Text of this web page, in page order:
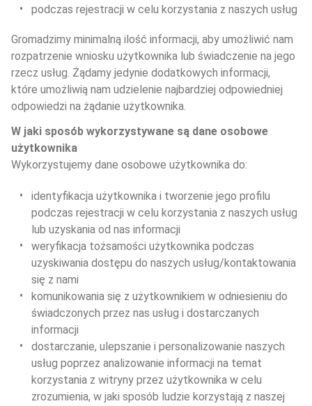
podczas rejestracji w celu korzystania z naszych usług
Gromadzimy minimalną ilość informacji, aby umożliwić nam
rozpatrzenie wniosku użytkownika lub świadczenie na jego
rzecz usług. Żądamy jedynie dodatkowych informacji,
które umożliwią nam udzielenie najbardziej odpowiedniej
odpowiedzi na żądanie użytkownika.
W jaki sposób wykorzystywane są dane osobowe
użytkownika
Wykorzystujemy dane osobowe użytkownika do:
identyfikacja użytkownika i tworzenie jego profilu
podczas rejestracji w celu korzystania z naszych usług
lub uzyskania od nas informacji
weryfikacja tożsamości użytkownika podczas
uzyskiwania dostępu do naszych usług/kontaktowania
się z nami
komunikowania się z użytkownikiem w odniesieniu do
świadczonych przez nas usług i dostarczanych
informacji
dostarczanie, ulepszanie i personalizowanie naszych
usług poprzez analizowanie informacji na temat
korzystania z witryny przez użytkownika w celu
zrozumienia, w jaki sposób ludzie korzystają z naszej